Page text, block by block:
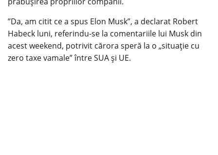
”Da, am citit ce a spus Elon Musk”, a declarat Robert
Habeck luni, referindu-se la comentariile lui Musk din
acest weekend, potrivit cărora speră la o „situaţie cu
zero taxe vamale” între SUA şi UE.